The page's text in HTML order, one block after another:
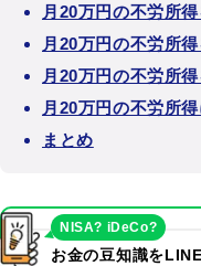
月20万円の不労所
月20万円の不労所
月20万円の不労所
月20万円の不労所
まとめ
お金の豆知識を
NISA? iDeCo?